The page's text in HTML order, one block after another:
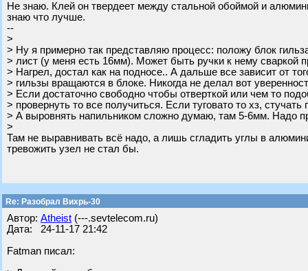
Не знаю. Клей он твердеет между стальной обоймой и
знаю что лучше.
--
>
> Ну я примерно так представляю процесс: положу блок
> лист (у меня есть 16мм). Может быть ручки к нему сваркой
> Нагрел, достал как на подносе.. А дальше все зависит от
> гильзы вращаются в блоке. Никогда не делал вот
> Если достаточно свободно чтобы отверткой или чем то
> провернуть то все получиться. Если туговато то хз, стучать
> А выровнять напильником сложно думаю, там 5-6мм. Надо
>
Там не выравнивать всё надо, а лишь сгладить углы в
тревожить узел не стал бы.
Re: Разобрал Вихрь-30
Автор: Atheist (---.sevtelecom.ru)
Дата: 24-11-17 21:42
Fatman писал: